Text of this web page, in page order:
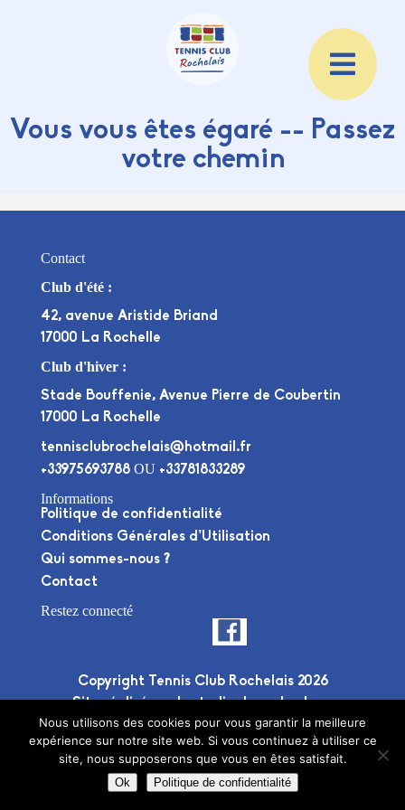
Vous vous êtes égaré -- Passez
votre chemin
Contact
Club d'été :
42, avenue Aristide Briand
17000 La Rochelle
Club d'hiver :
Stade Bouffenie, Avenue Pierre de Coubertin
17000 La Rochelle
tennisclubrochelais@hotmail.fr
+33975693788OU +33781833289
Informations
Politique de confidentialité
Conditions Générales d’Utilisation
Qui sommes-nous ?
Contact
Restez connecté
Copyright Tennis Club Rochelais 2026
Site réalisé par lestudio deuxplusdeux
Nous utilisons des cookies pour vous garantir la meilleure
expérience sur notre site web. Si vous continuez à utiliser ce
site, nous supposerons que vous en êtes satisfait.
Ok Politique de confidentialité